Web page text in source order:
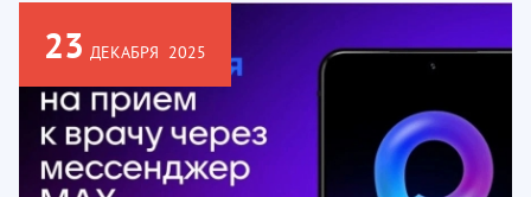
23 ДЕКАБРЯ 2025